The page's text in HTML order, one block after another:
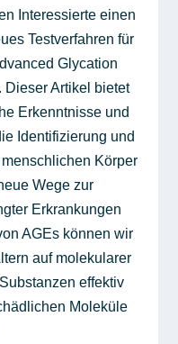
Interessierte einen
Testverfahren für
Glycation
Dieser Artikel bietet
Erkenntnisse und
Identifizierung und
Körper
Wege zur
Erkrankungen
AGEs können wir
auf molekularer
effektiv
Moleküle